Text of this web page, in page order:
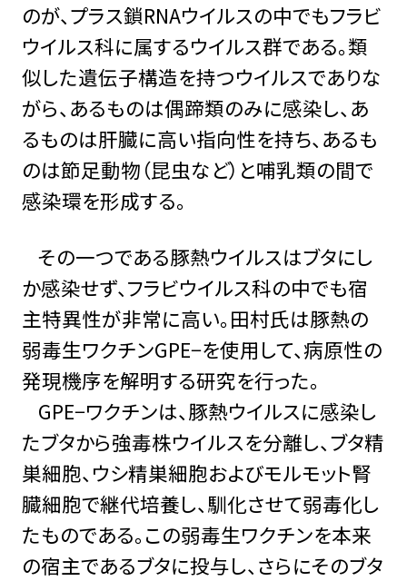
のが、プラス鎖RNAウイルスの中でもフラビ
ウイルス科に属するウイルス群である。類
似した遺伝子構造を持つウイルスでありな
がら、あるものは偶蹄類のみに感染し、あ
るものは肝臓に高い指向性を持ち、あるも
のは節⾜動物（昆虫など）と哺乳類の間で
感染環を形成する。
その一つである豚熱ウイルスはブタにし
か感染せず、フラビウイルス科の中でも宿
主特異性が非常に高い。田村氏は豚熱の
弱毒生ワクチンGPE−を使用して、病原性の
発現機序を解明する研究を行った。
GPE−ワクチンは、豚熱ウイルスに感染し
たブタから強毒株ウイルスを分離し、ブタ精
巣細胞、ウシ精巣細胞およびモルモット腎
臓細胞で継代培養し、馴化させて弱毒化し
たものである。この弱毒生ワクチンを本来
の宿主であるブタに投与し、さらにそのブタ